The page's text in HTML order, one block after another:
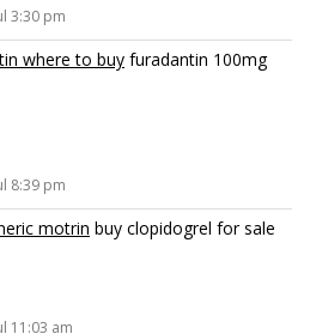
3:30 pm
where to buy furadantin 100mg
8:39 pm
motrin buy clopidogrel for sale
11:03 am